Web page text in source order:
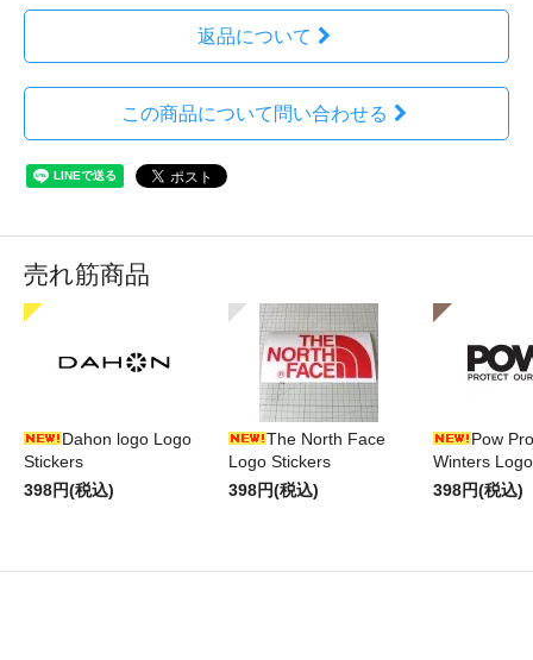
返品について
この商品について問い合わせる
売れ筋商品
Dahon logo Logo
Stickers
398円(税込)
The North Face
Logo Stickers
398円(税込)
Pow
Winters
398円(税込)